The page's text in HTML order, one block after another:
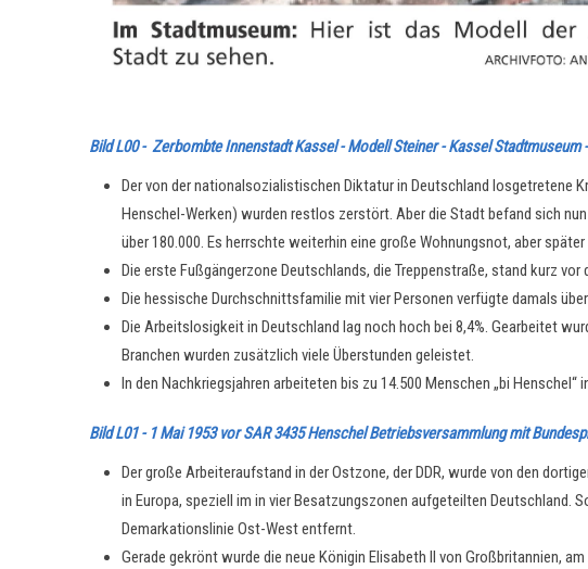
Bild L00 - Zerbombte Innenstadt Kassel - Modell Steiner - Kassel
Der von der nationalsozialistischen Diktatur in Deutschland losgetretene
Henschel-Werken) wurden restlos zerstört. Aber die Stadt befand sich
über 180.000. Es herrschte weiterhin eine große Wohnungsnot, aber
Die erste Fußgängerzone Deutschlands, die Treppenstraße, stand kurz vor
Die hessische Durchschnittsfamilie mit vier Personen verfügte damals
Die Arbeitslosigkeit in Deutschland lag noch hoch bei 8,4%. Gearbeitet
Branchen wurden zusätzlich viele Überstunden geleistet.
In den Nachkriegsjahren arbeiteten bis zu 14.500 Menschen „bi Henschel“
Bild L01 - 1 Mai 1953 vor SAR 3435 Henschel Betriebsversammlung mit
Der große Arbeiteraufstand in der Ostzone, der DDR, wurde von den
in Europa, speziell im in vier Besatzungszonen aufgeteilten Deutschland.
Demarkationslinie Ost-West entfernt.
Gerade gekrönt wurde die neue Königin Elisabeth II von Großbritannien, am